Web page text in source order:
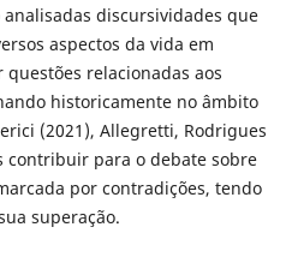
analisadas discursividades que
aspectos da vida em
relacionadas aos
historicamente no âmbito
(2021), Allegretti, Rodrigues
contribuir para o debate sobre
por contradições, tendo
superação.